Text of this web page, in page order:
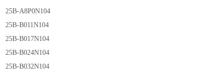
25B-A8P0N104
25B-B011N104
25B-B017N104
25B-B024N104
25B-B032N104